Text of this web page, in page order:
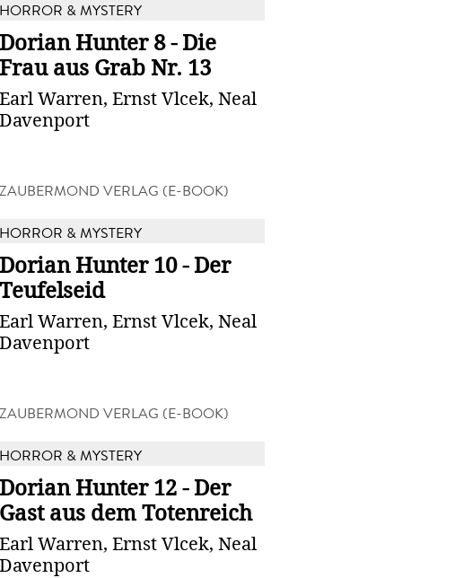
HORROR & MYSTERY
Dorian Hunter 8 - Die
Frau aus Grab Nr. 13
Earl Warren, Ernst Vlcek, Neal
Davenport
ZAUBERMOND VERLAG (E-BOOK)
HORROR & MYSTERY
Dorian Hunter 10 - Der
Teufelseid
Earl Warren, Ernst Vlcek, Neal
Davenport
ZAUBERMOND VERLAG (E-BOOK)
HORROR & MYSTERY
Dorian Hunter 12 - Der
Gast aus dem Totenreich
Earl Warren, Ernst Vlcek, Neal
Davenport